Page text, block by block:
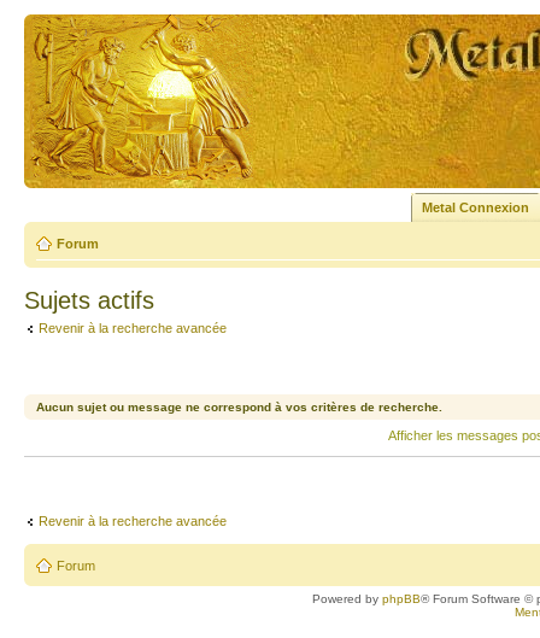
Metal Connexion
Forum
Sujets actifs
Revenir à la recherche avancée
Aucun sujet ou message ne correspond à vos critères de recherche.
Afficher les messages
Revenir à la recherche avancée
Forum
Powered byphpBB® Forum Software ©